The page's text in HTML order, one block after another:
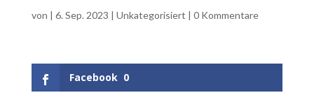
von | 6. Sep. 2023 | Unkategorisiert | 0 Kommentare
Facebook 0